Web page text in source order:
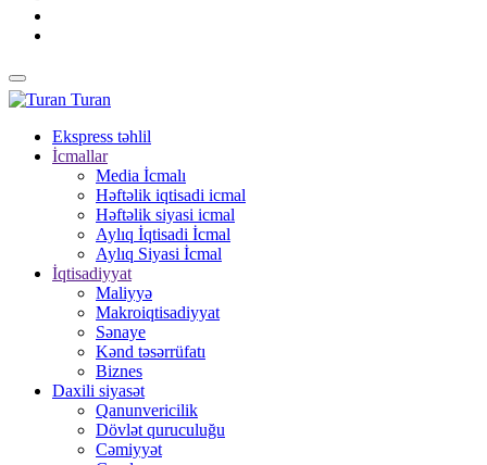
Turan
Ekspress təhlil
İcmallar
Media İcmalı
Həftəlik iqtisadi icmal
Həftəlik siyasi icmal
Aylıq İqtisadi İcmal
Aylıq Siyasi İcmal
İqtisadiyyat
Maliyyə
Makroiqtisadiyyat
Sənaye
Kənd təsərrüfatı
Biznes
Daxili siyasət
Qanunvericilik
Dövlət quruculuğu
Cəmiyyət